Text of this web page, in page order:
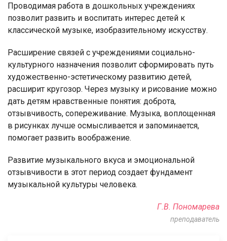
Проводимая работа в дошкольных учреждениях
позволит развить и воспитать интерес детей к
классической музыке, изобразительному искусству.
Расширение связей с учреждениями социально-
культурного назначения позволит сформировать путь
художественно-эстетическому развитию детей,
расширит кругозор. Через музыку и рисование можно
дать детям нравственные понятия: доброта,
отзывчивость, сопереживание. Музыка, воплощенная
в рисунках лучше осмысливается и запоминается,
помогает развить воображение.
Развитие музыкального вкуса и эмоциональной
отзывчивости в этот период создает фундамент
музыкальной культуры человека.
Г.В. Пономарева
преподаватель